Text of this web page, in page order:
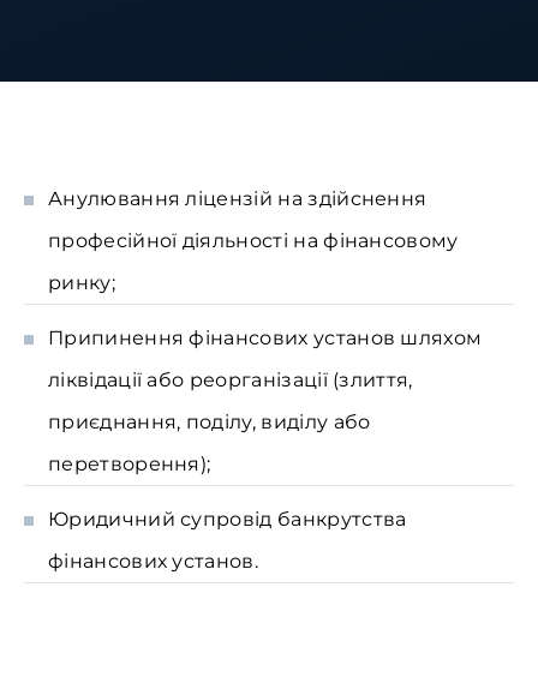
Анулювання ліцензій на здійснення
професійної діяльності на фінансовому
ринку;
Припинення фінансових установ шляхом
ліквідації або реорганізації (злиття,
приєднання, поділу, виділу або
перетворення);
Юридичний супровід банкрутства
фінансових установ.